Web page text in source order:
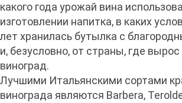
какого года урожай вина
изготовлении напитка, в каких
лет хранилась бутылка с
и, безусловно, от страны, где вырос
виноград.
Лучшими Итальянскими сортами
винограда являются Barbera,